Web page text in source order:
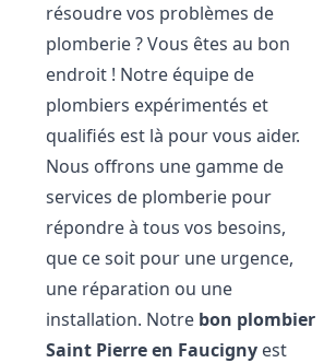
résoudre vos problèmes de
plomberie ? Vous êtes au bon
endroit ! Notre équipe de
plombiers expérimentés et
qualifiés est là pour vous aider.
Nous offrons une gamme de
services de plomberie pour
répondre à tous vos besoins,
que ce soit pour une urgence,
une réparation ou une
installation. Notre bon plombier
Saint Pierre en Faucigny est